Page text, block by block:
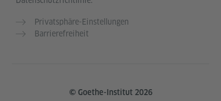
Privatsphäre-Einstellungen
Barrierefreiheit
© Goethe-Institut 2026